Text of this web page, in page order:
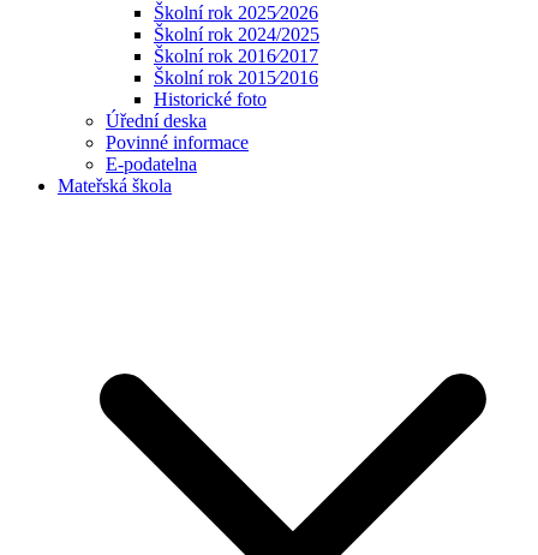
Školní rok 2025⁄2026
Školní rok 2024/2025
Školní rok 2016⁄2017
Školní rok 2015⁄2016
Historické foto
Úřední deska
Povinné informace
E-podatelna
Mateřská škola